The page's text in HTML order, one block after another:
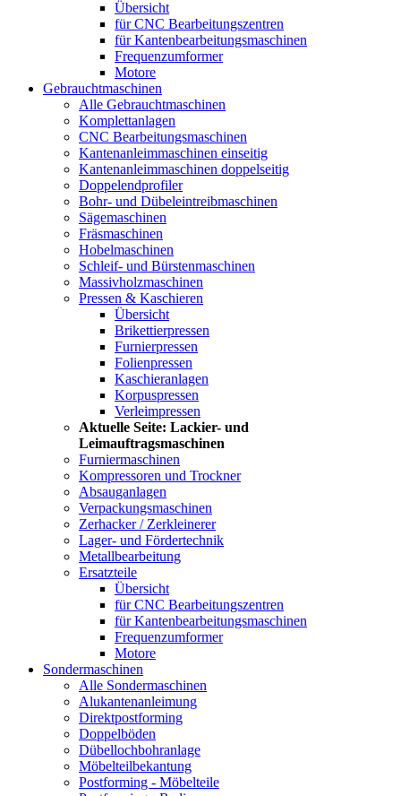
Übersicht
für CNC Bearbeitungszentren
für Kantenbearbeitungsmaschinen
Frequenzumformer
Motore
Gebrauchtmaschinen
Alle Gebrauchtmaschinen
Komplettanlagen
CNC Bearbeitungsmaschinen
Kantenanleimmaschinen einseitig
Kantenanleimmaschinen doppelseitig
Doppelendprofiler
Bohr- und Dübeleintreibmaschinen
Sägemaschinen
Fräsmaschinen
Hobelmaschinen
Schleif- und Bürstenmaschinen
Massivholzmaschinen
Pressen & Kaschieren
Übersicht
Brikettierpressen
Furnierpressen
Folienpressen
Kaschieranlagen
Korpuspressen
Verleimpressen
Aktuelle Seite: Lackier- und
Leimauftragsmaschinen
Furniermaschinen
Kompressoren und Trockner
Absauganlagen
Verpackungsmaschinen
Zerhacker / Zerkleinerer
Lager- und Fördertechnik
Metallbearbeitung
Ersatzteile
Übersicht
für CNC Bearbeitungszentren
für Kantenbearbeitungsmaschinen
Frequenzumformer
Motore
Sondermaschinen
Alle Sondermaschinen
Alukantenanleimung
Direktpostforming
Doppelböden
Dübellochbohranlage
Möbelteilbekantung
Postforming - Möbelteile